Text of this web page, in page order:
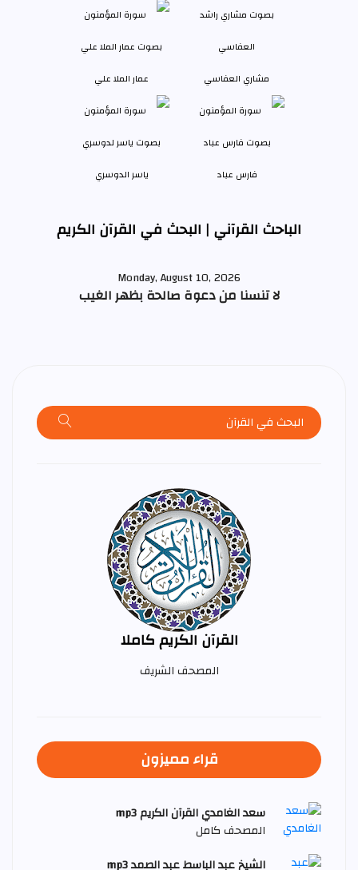
مشاري العفاسي عمار الملا علي
فارس عباد ياسر الدوسري
الباحث القرآني | البحث في القرآن الكريم
Monday, August 10, 2026
لا تنسنا من دعوة صالحة بظهر الغيب
القرآن الكريم كاملا
المصحف الشريف
قراء مميزون
سعد الغامدي القرآن الكريم mp3
المصحف كامل
الشيخ عبد الباسط عبد الصمد mp3